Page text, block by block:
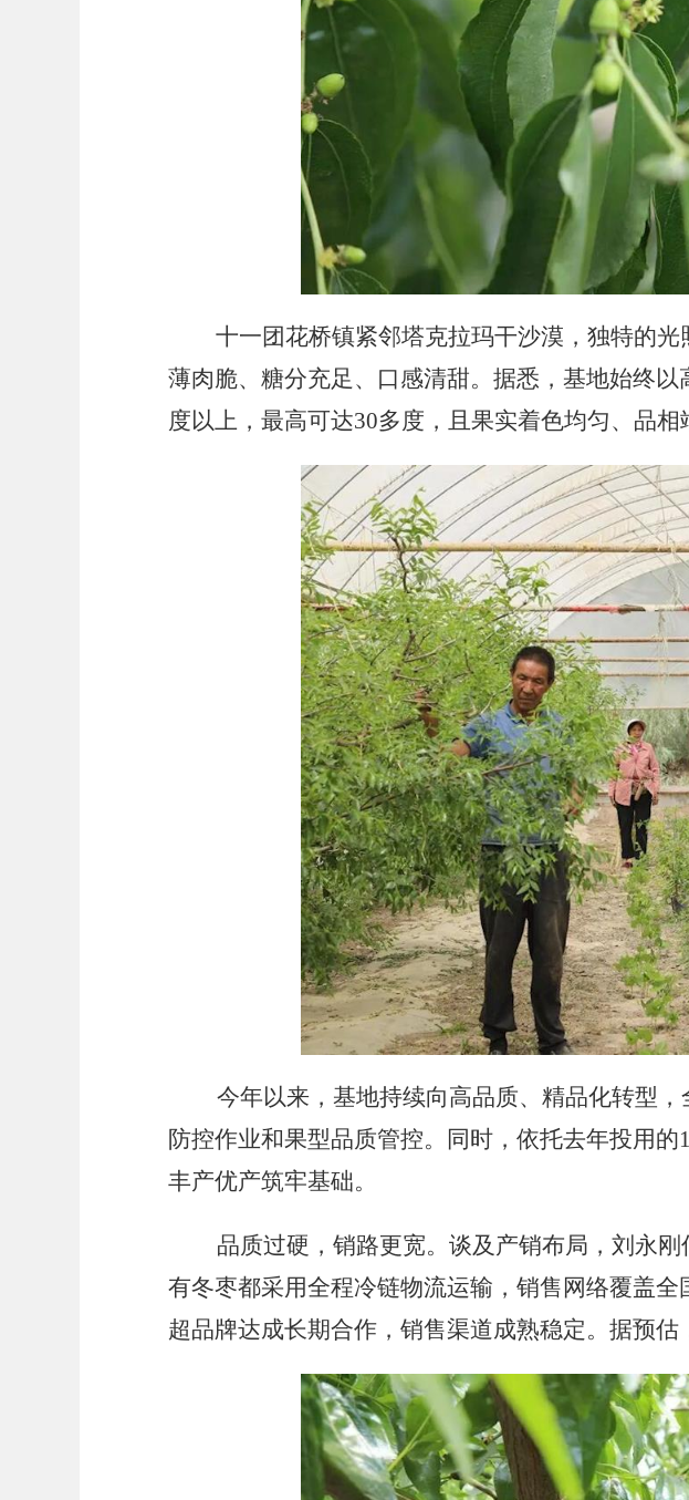
十一团花桥镇紧邻塔克拉玛干沙漠，独特的
薄肉脆、糖分充足、口感清甜。据悉，基地始终
度以上，最高可达30多度，且果实着色均匀、品
今年以来，基地持续向高品质、精品化转型
防控作业和果型品质管控。同时，依托去年投用的
丰产优产筑牢基础。
品质过硬，销路更宽。谈及产销布局，刘永刚
有冬枣都采用全程冷链物流运输，销售网络覆盖
超品牌达成长期合作，销售渠道成熟稳定。据预估